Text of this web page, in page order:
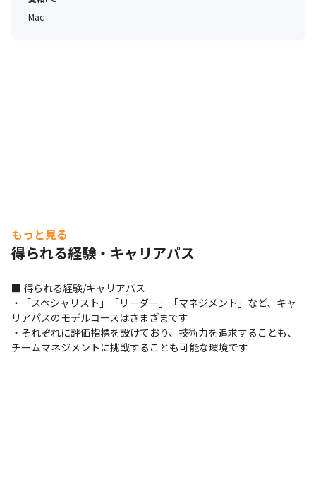
Mac
もっと見る
得られる経験・キャリアパス
■ 得られる経験/キャリアパス
・「スペシャリスト」「リーダー」「マネジメント」など、キャ
リアパスのモデルコースはさまざまです
・それぞれに評価指標を設けており、技術力を追求することも、
チームマネジメントに挑戦することも可能な環境です